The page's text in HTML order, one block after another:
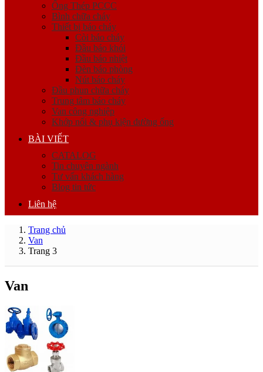
Ống Thép PCCC
Bình chữa cháy
Thiết bị báo cháy
Còi báo cháy
Đầu báo khói
Đầu báo nhiệt
Đèn báo phòng
Nút báo cháy
Đầu phun chữa cháy
Trung tâm báo cháy
Van công nghiệp
Khớp nối & phụ kiện đường ống
BÀI VIẾT
CATALOG
Tin chuyên ngành
Tư vấn khách hàng
Blog tin tức
Liên hệ
Trang chủ
Van
Trang 3
Van